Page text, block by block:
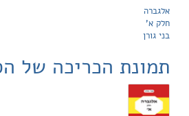
אלגברה
חלק א'
בני גורן
תמונת הכריכה של